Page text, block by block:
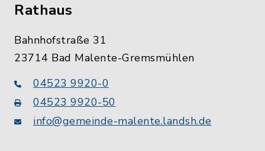
Rathaus
Bahnhofstraße 31
23714 Bad Malente-Gremsmühlen
04523 9920-0
04523 9920-50
info@gemeinde-malente.landsh.de